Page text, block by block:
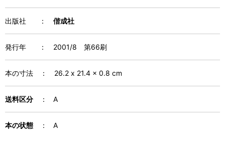
出版社 ： 偕成社
発行年 ： 2001/8 第66刷
本の寸法 ： 26.2 x 21.4 x 0.8 cm
送料区分 ： A
本の状態 ： A